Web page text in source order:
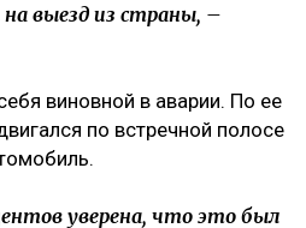
выезд из страны, –
виновной в аварии. По ее
по встречной полосе
уверена, что это был